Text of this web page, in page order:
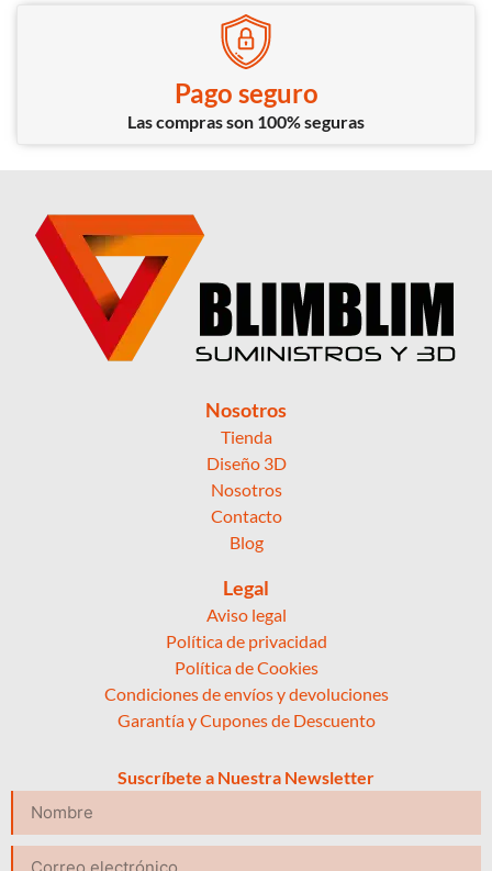
Pago seguro
Las compras son 100% seguras
Nosotros
Tienda
Diseño 3D
Nosotros
Contacto
Blog
Legal
Aviso legal
Política de privacidad
Política de Cookies
Condiciones de envíos y devoluciones
Garantía y Cupones de Descuento
Suscríbete a Nuestra Newsletter